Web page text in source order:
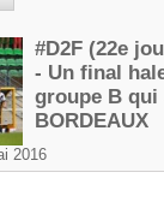
#D2F (22e
- Un final
groupe B
BORDEAUX
2016